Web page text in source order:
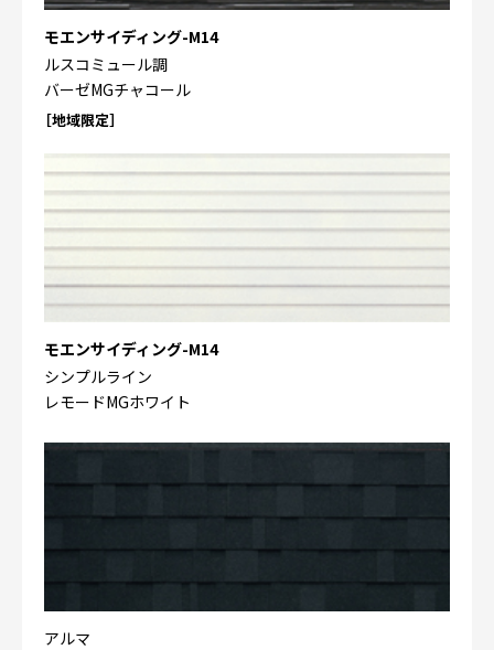
モエンサイディング-M14
ルスコミュール調
バーゼMGチャコール
［地域限定］
モエンサイディング-M14
シンプルライン
レモードMGホワイト
アルマ